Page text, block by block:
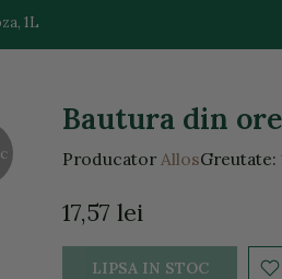
1L
Bautura din
Producator AllosGreutate:
17,57 lei
LIPSA IN STOC